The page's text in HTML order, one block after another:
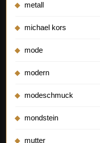
metall
michael kors
mode
modern
modeschmuck
mondstein
mutter